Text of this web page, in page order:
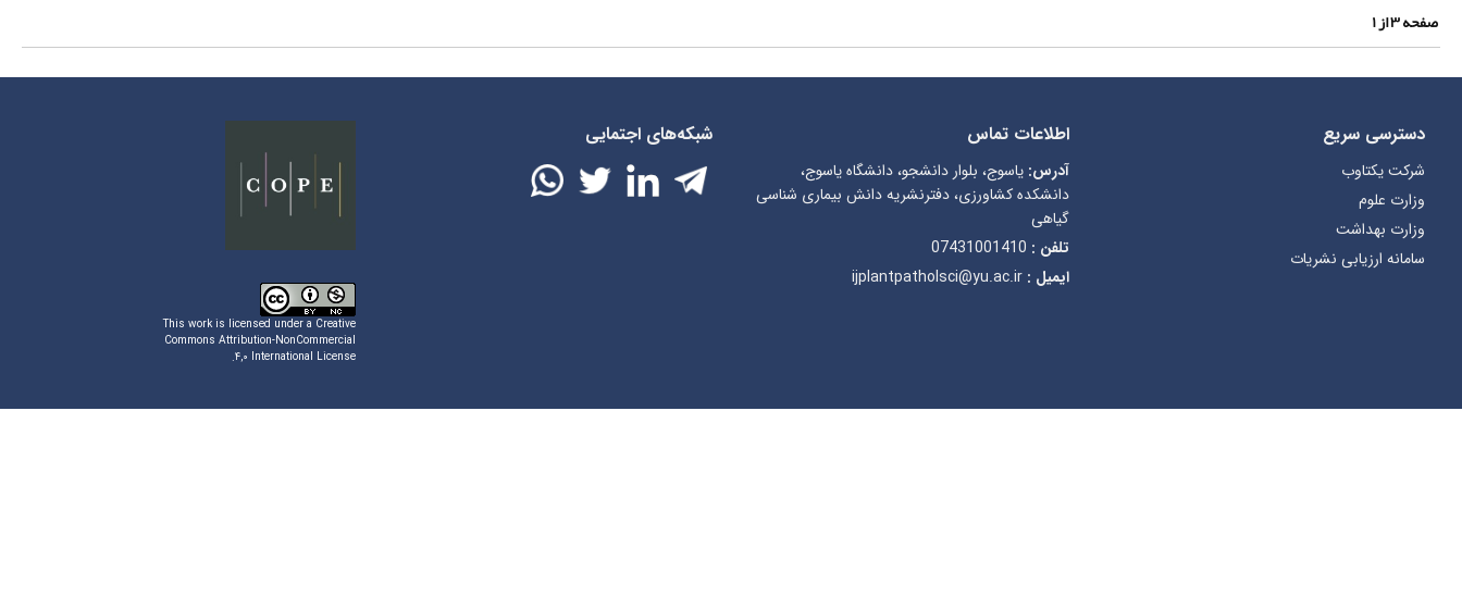
صفحه۳از۱
دسترسی سریع
شرکت یکتاوب
وزارت علوم
وزارت بهداشت
سامانه ارزیابی نشریات
اطلاعات تماس
آدرس:یاسوج، بلوار دانشجو، دانشگاه یاسوج،
دانشکده کشاورزی، دفترنشریه دانش بیماری شناسی
گیاهی
تلفن : 07431001410
ایمیل :ijplantpatholsci@yu.ac.ir
شبکه‌های اجتمایی
This work is licensed under a Creative
Commons Attribution-NonCommercial
۴,۰ International License.